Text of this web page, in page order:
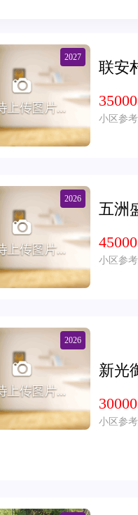
2027
联安
35000
小区参
2026
五洲
45000
小区参
2026
新光
30000
小区参